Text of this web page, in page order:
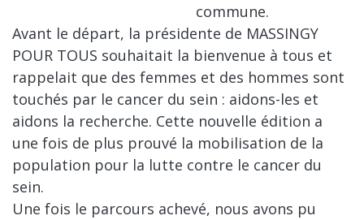
commune.
Avant le départ, la présidente de MASSINGY
POUR TOUS souhaitait la bienvenue à tous et
rappelait que des femmes et des hommes sont
touchés par le cancer du sein : aidons-les et
aidons la recherche. Cette nouvelle édition a
une fois de plus prouvé la mobilisation de la
population pour la lutte contre le cancer du
sein.
Une fois le parcours achevé, nous avons pu